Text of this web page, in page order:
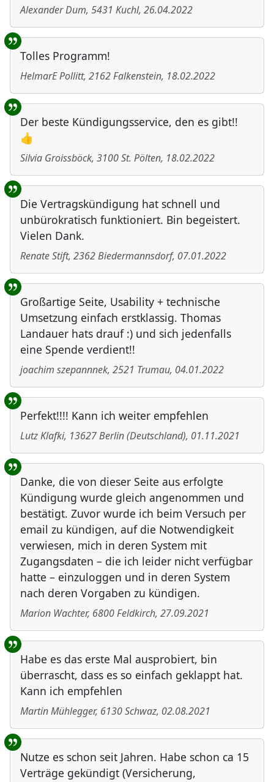
Alexander Dum, 5431 Kuchl, 26.04.2022
Tolles Programm!
HelmarE Pollitt, 2162Falkenstein, 18.02.2022
Der beste Kündigungsservice, den es gibt!!
👍
Silvia Groissböck, 3100St. Pölten, 18.02.2022
Die Vertragskündigung hat schnell und
unbürokratisch funktioniert. Bin begeistert.
Vielen Dank.
Renate Stift, 2362Biedermannsdorf, 07.01.2022
Großartige Seite, Usability + technische
Umsetzung einfach erstklassig. Thomas
Landauer hats drauf :) und sich jedenfalls
eine Spende verdient!!
joachim szepannnek, 2521 Trumau, 04.01.2022
Perfekt!!!! Kann ich weiter empfehlen
Lutz Klafki, 13627Berlin(Deutschland), 01.11.2021
Danke, die von dieser Seite aus erfolgte
Kündigung wurde gleich angenommen und
bestätigt. Zuvor wurde ich beim Versuch per
email zu kündigen, auf die Notwendigkeit
verwiesen, mich in deren System mit
Zugangsdaten – die ich leider nicht verfügbar
hatte – einzuloggen und in deren System
nach deren Vorgaben zu kündigen.
Marion Wachter, 6800Feldkirch, 27.09.2021
Habe es das erste Mal ausprobiert, bin
überrascht, dass es so einfach geklappt hat.
Kann ich empfehlen
Martin Mühlegger, 6130Schwaz, 02.08.2021
Nutze es schon seit Jahren. Habe schon ca 15
Verträge gekündigt (Versicherung,